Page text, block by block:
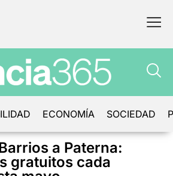
ECONOMÍA SOCIEDAD
a Paterna:
gratuitos cada